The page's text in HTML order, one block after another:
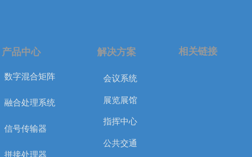
产品中心
数字混合矩阵
融合处理系统
信号传输器
拼接处理器
会议系统
展览展馆
指挥中心
公共交通
解决方案 相关链接